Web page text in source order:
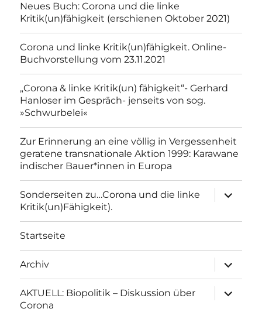
Neues Buch: Corona und die linke
Kritik(un)fähigkeit (erschienen Oktober 2021)
Corona und linke Kritik(un)fähigkeit. Online-
Buchvorstellung vom 23.11.2021
„Corona & linke Kritik(un) fähigkeit“- Gerhard
Hanloser im Gespräch- jenseits von sog.
»Schwurbelei«
Zur Erinnerung an eine völlig in Vergessenheit
geratene transnationale Aktion 1999: Karawane
indischer Bauer*innen in Europa
Sonderseiten zu…Corona und die linke
Kritik(un)Fähigkeit).
anzeigen
Startseite
Archiv
anzeigen
AKTUELL: Biopolitik – Diskussion über
Corona
anzeigen